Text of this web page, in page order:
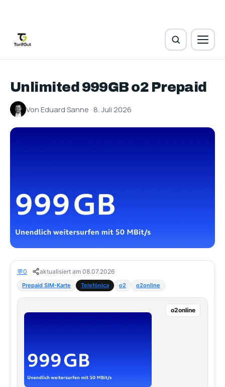
Unlimited 999GB o2 Prepaid
Von Eduard Sanne · 8. Juli 2026
💬0 aktualisiert am 08.07.2026
Prepaid SIM-Karte Telefónica o2 o2online
o2online